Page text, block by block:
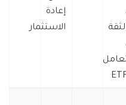
ETF
إعادة
الاستثمار